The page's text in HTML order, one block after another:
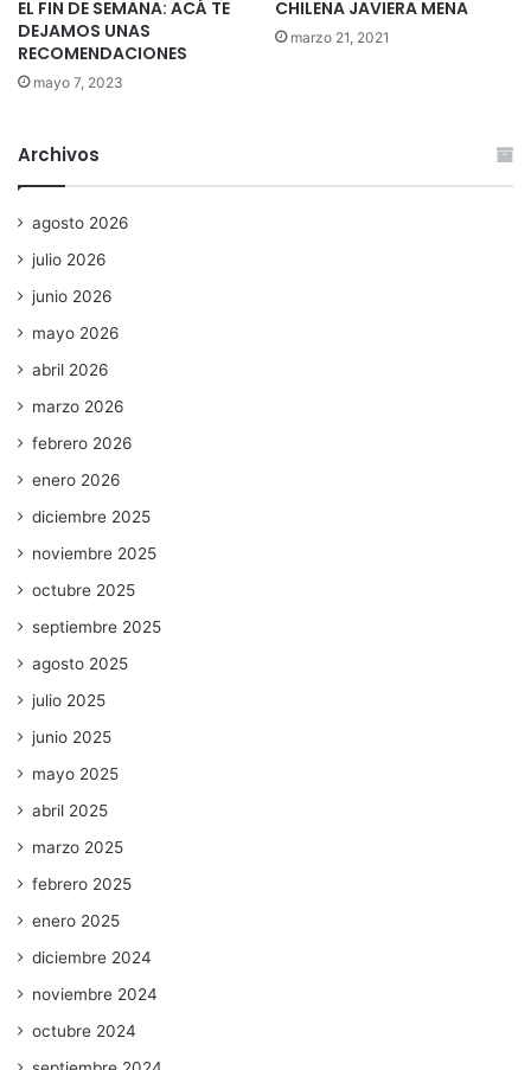
EL FIN DE SEMANA: ACÁ TE
DEJAMOS UNAS
RECOMENDACIONES
mayo 7, 2023
CHILENA JAVIERA MENA
marzo 21, 2021
Archivos
agosto 2026
julio 2026
junio 2026
mayo 2026
abril 2026
marzo 2026
febrero 2026
enero 2026
diciembre 2025
noviembre 2025
octubre 2025
septiembre 2025
agosto 2025
julio 2025
junio 2025
mayo 2025
abril 2025
marzo 2025
febrero 2025
enero 2025
diciembre 2024
noviembre 2024
octubre 2024